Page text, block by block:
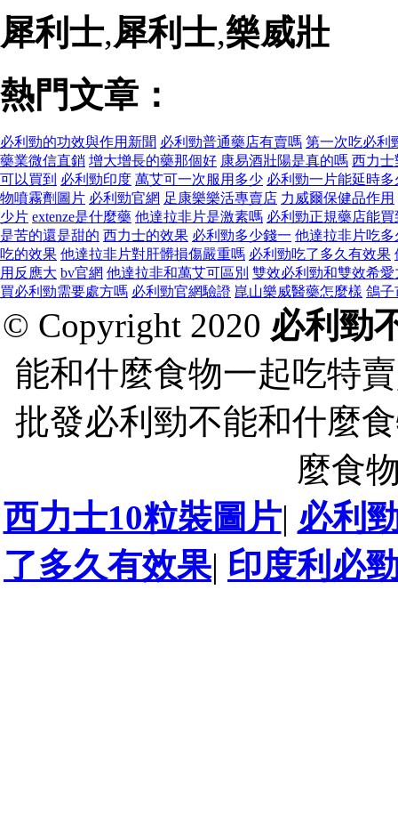
犀利士,犀利士,樂威壯
熱門文章：
必利勁的功效與作用新聞 必利勁普通藥店有賣嗎 第一次吃必利
藥業微信直銷 增大增長的藥那個好 康易酒壯陽是真的嗎 西力士
可以買到 必利勁印度 萬艾可一次服用多少 必利勁一片能延時多
物噴霧劑圖片 必利勁官網 足康樂樂活專賣店 力威爾保健品作用
少片 extenze是什麼藥 他達拉非片是激素嗎 必利勁正規藥店能買
是苦的還是甜的 西力士的效果 必利勁多少錢一 他達拉非片吃多
吃的效果 他達拉非片對肝髒損傷嚴重嗎 必利勁吃了多久有效果
用反應大 bv官網 他達拉非和萬艾可區別 雙效必利勁和雙效希愛
買必利勁需要處方嗎 必利勁官網驗證 崑山樂威醫藥怎麼樣 鴿子
© Copyright 2020 必利勁
能和什麼食物一起吃特
批發必利勁不能和什麼
麼食
西力士10粒裝圖片| 必利
了多久有效果| 印度利必